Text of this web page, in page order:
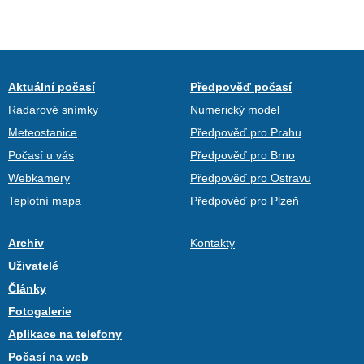
Aktuální počasí
Radarové snímky
Meteostanice
Počasí u vás
Webkamery
Teplotní mapa
Předpověď počasí
Numerický model
Předpověď pro Prahu
Předpověď pro Brno
Předpověď pro Ostravu
Předpověď pro Plzeň
Archiv
Uživatelé
Články
Fotogalerie
Aplikace na telefony
Počasí na web
Kontakty